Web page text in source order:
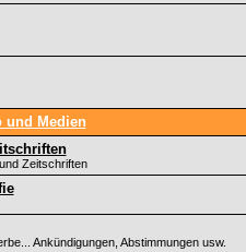
und Medien
Zeitschriften
Ankündigungen, Abstimmungen usw.